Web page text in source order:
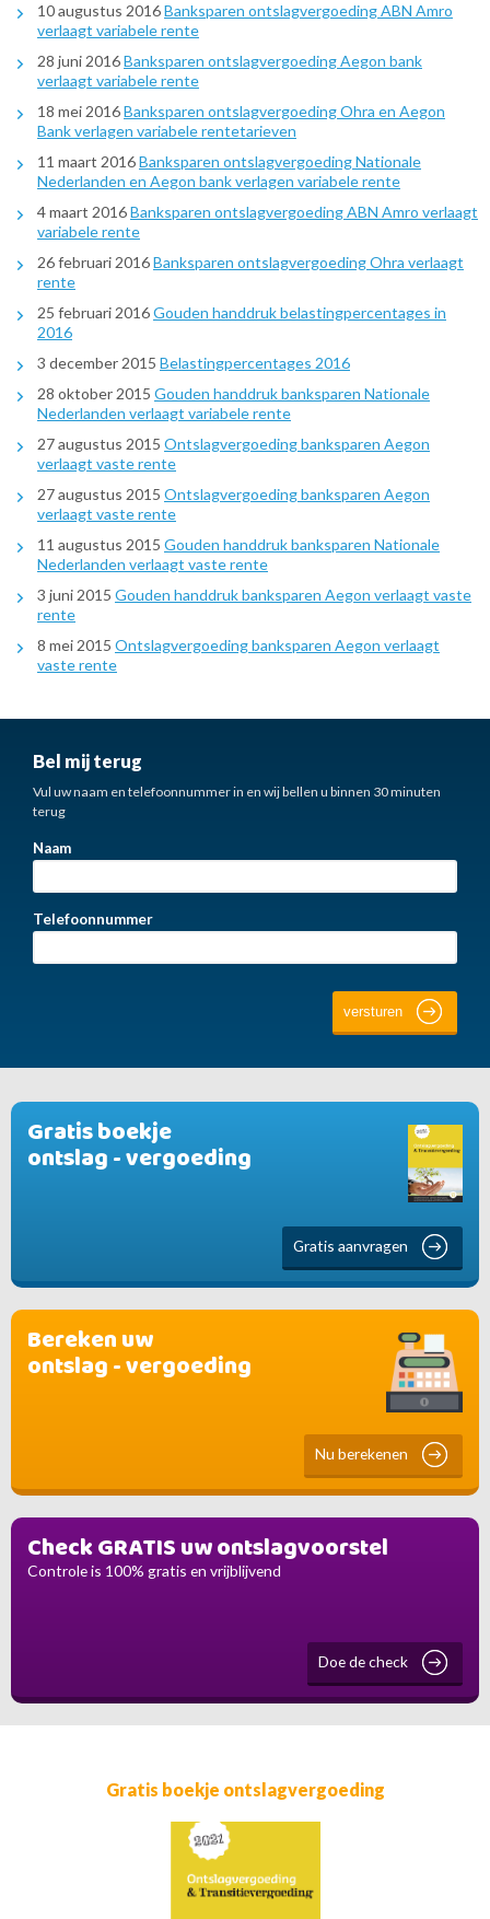
10 augustus 2016Banksparen ontslagvergoeding ABN Amro
verlaagt variabele rente
28 juni 2016Banksparen ontslagvergoeding Aegon bank
verlaagt variabele rente
18 mei 2016Banksparen ontslagvergoeding Ohra en Aegon
Bank verlagen variabele rentetarieven
11 maart 2016Banksparen ontslagvergoeding Nationale
Nederlanden en Aegon bank verlagen variabele rente
4 maart 2016Banksparen ontslagvergoeding ABN Amro verlaagt
variabele rente
26 februari 2016Banksparen ontslagvergoeding Ohra verlaagt
rente
25 februari 2016Gouden handdruk belastingpercentages in
2016
3 december 2015 Belastingpercentages 2016
28 oktober 2015 Gouden handdruk banksparen Nationale
Nederlanden verlaagt variabele rente
27 augustus 2015 Ontslagvergoeding banksparen Aegon
verlaagt vaste rente
27 augustus 2015 Ontslagvergoeding banksparen Aegon
verlaagt vaste rente
11 augustus 2015 Gouden handdruk banksparen Nationale
Nederlanden verlaagt vaste rente
3 juni 2015 Gouden handdruk banksparen Aegon verlaagt vaste
rente
8 mei 2015 Ontslagvergoeding banksparen Aegon verlaagt
vaste rente
Gratis boekje
ontslag - vergoeding
Gratis aanvragen
Bereken uw
ontslag - vergoeding
Nu berekenen
Check GRATIS uw ontslagvoorstel
Controle is 100% gratis en vrijblijvend
Doe de check
Bel mij terug
Vul uw naam en telefoonnummer in en wij bellen u binnen 30 minuten
terug
Naam
Telefoonnummer
Gratis boekje ontslagvergoeding